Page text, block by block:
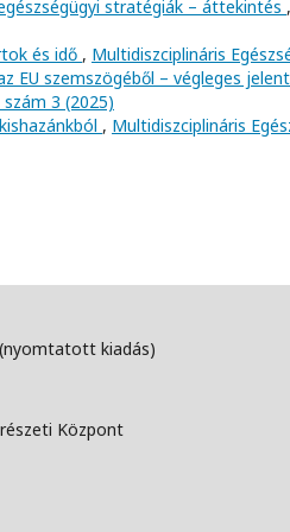
stratégiák – áttekintés ,
és idő , Multidiszciplináris
EU szemszögéből – végleges
3 (2025)
, Multidiszciplináris
(nyomtatott kiadás)
Központ